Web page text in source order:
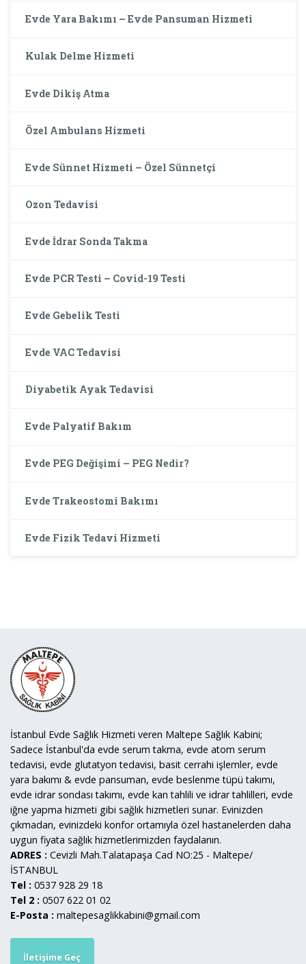
Evde Yara Bakımı – Evde Pansuman Hizmeti
Kulak Delme Hizmeti
Evde Dikiş Atma
Özel Ambulans Hizmeti
Evde Sünnet Hizmeti – Özel Sünnetçi
Ozon Tedavisi
Evde İdrar Sonda Takma
Evde PCR Testi – Covid-19 Testi
Evde Gebelik Testi
Evde VAC Tedavisi
Diyabetik Ayak Tedavisi
Evde Palyatif Bakım
Evde PEG Değişimi – PEG Nedir?
Evde Trakeostomi Bakımı
Evde Fizik Tedavi Hizmeti
İstanbul Evde Sağlık Hizmeti veren Maltepe Sağlık Kabini;
Sadece İstanbul'da evde serum takma, evde atom serum
tedavisi, evde glutatyon tedavisi, basit cerrahi işlemler, evde
yara bakımı & evde pansuman, evde beslenme tüpü takımı,
evde idrar sondası takımı, evde kan tahlili ve idrar tahlilleri, evde
iğne yapma hizmeti gibi sağlık hizmetleri sunar. Evinizden
çıkmadan, evinizdeki konfor ortamıyla özel hastanelerden daha
uygun fiyata sağlık hizmetlerimizden faydalanın.
ADRES : Cevizli Mah.Talatapaşa Cad NO:25 - Maltepe/
İSTANBUL
Tel : 0537 928 29 18
Tel 2 : 0507 622 01 02
E-Posta : maltepesaglikkabini@gmail.com
İletişime Geç